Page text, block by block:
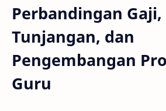
Perbandingan Gaji,
Tunjangan, dan
Pengembangan
Guru